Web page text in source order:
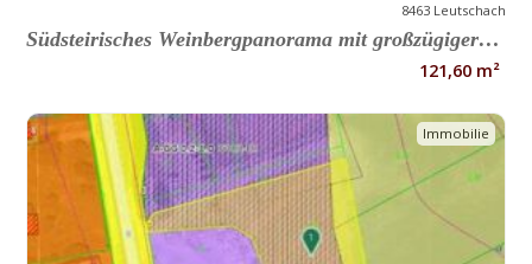
8463 Leutschach
Südsteirisches Weinbergpanorama mit großzügiger Landwirtschaft
121,60 m²
Immobilie